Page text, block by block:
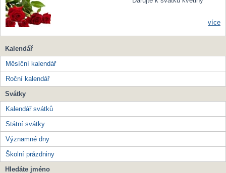
více
Kalendář
Měsíční kalendář
Roční kalendář
Svátky
Kalendář svátků
Státní svátky
Významné dny
Školní prázdniny
Hledáte jméno